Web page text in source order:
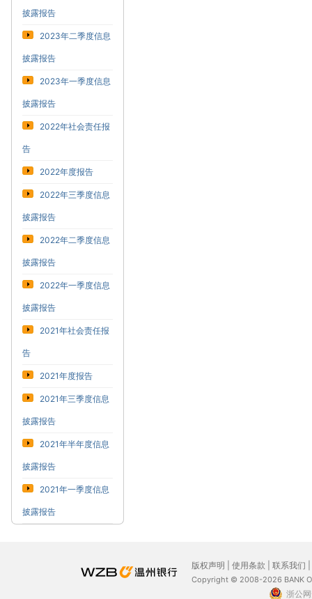
披露报告
2023年二季度信息
披露报告
2023年一季度信息
披露报告
2022年社会责任报
告
2022年度报告
2022年三季度信息
披露报告
2022年二季度信息
披露报告
2022年一季度信息
披露报告
2021年社会责任报
告
2021年度报告
2021年三季度信息
披露报告
2021年半年度信息
披露报告
2021年一季度信息
披露报告
版权声明 使用条款 联系我们
Copyright © 2008-2026 BANK
浙公